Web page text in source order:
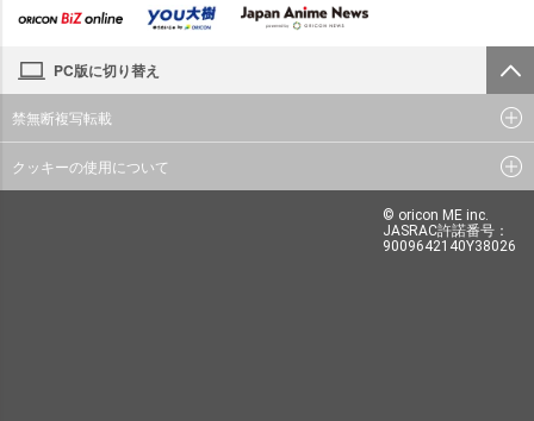
PC版に切り替え
禁無断複写転載
クッキーの使用について
© oricon ME inc.
JASRAC許諾番号：
9009642140Y38026